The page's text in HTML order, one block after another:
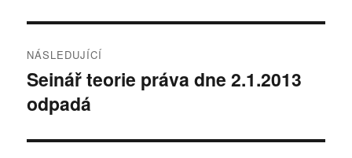
NÁSLEDUJÍCÍ
Následující
příspěvek:
Seinář teorie práva dne 2.1.2013
odpadá